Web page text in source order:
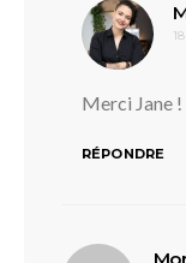
Merci Jane !
RÉPONDRE